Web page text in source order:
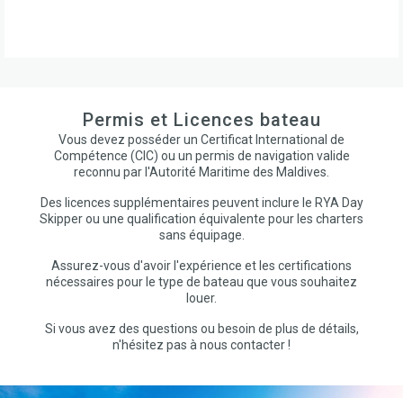
Permis et Licences bateau
Vous devez posséder un Certificat International de
Compétence (CIC) ou un permis de navigation valide
reconnu par l'Autorité Maritime des Maldives.
Des licences supplémentaires peuvent inclure le RYA Day
Skipper ou une qualification équivalente pour les charters
sans équipage.
Assurez-vous d'avoir l'expérience et les certifications
nécessaires pour le type de bateau que vous souhaitez
louer.
Si vous avez des questions ou besoin de plus de détails,
n'hésitez pas à nous contacter !